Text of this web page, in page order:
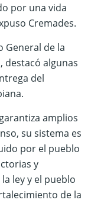
por una vida
Cremades.
General de la
destacó algunas
del
amplios
su sistema es
por el pueblo
y
ley y el pueblo
de la